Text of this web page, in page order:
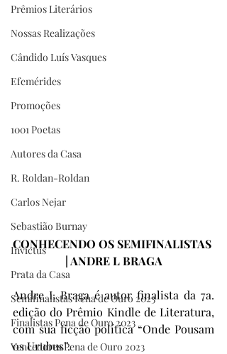
Prêmios Literários
Nossas Realizações
Cândido Luís Vasques
Efemérides
Promoções
1001 Poetas
Autores da Casa
R. Roldan-Roldan
Carlos Nejar
Sebastião Burnay
Invictus
Prata da Casa
Semifinalistas Pena de Ouro 2023
Finalistas Pena de Ouro 2023
Vencedores Pena de Ouro 2023
CONHECENDO OS SEMIFINALISTAS
| ANDRE L BRAGA
Andre L Braga é autor finalista da 7a.
edição do Prêmio Kindle de Literatura,
com sua ficção política “Onde Pousam
os Urubus”.